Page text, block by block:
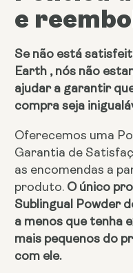
e
Se não está
Earth , nós não
ajudar a garantir
compra seja
Oferecemos uma
Garantia de
as encomendas a
produto. O único
Sublingual Powder
a menos que tenha
mais pequenos do
com ele.